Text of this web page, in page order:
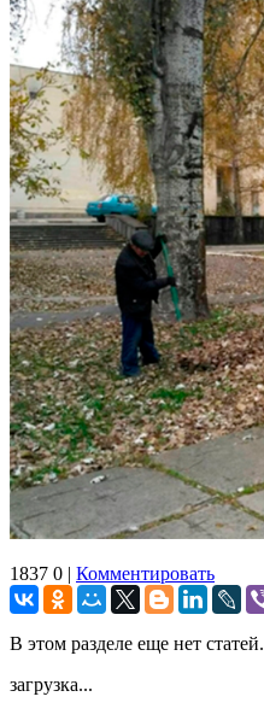
1837 0 | Комментировать
В этом разделе еще нет статей.
загрузка...